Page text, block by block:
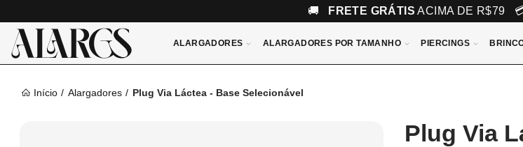
🚚 FRETE GRÁTIS ACIMA DE R$79
ALARGADORES ALARGADORES POR TAMANHO PIERCINGS
Início Alargadores Plug Via Láctea - Base Selecionável
Plug Via